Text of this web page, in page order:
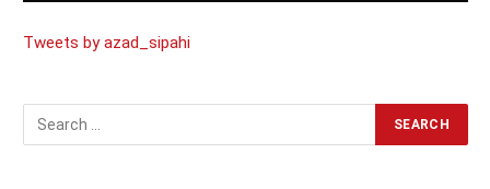
Tweets by azad_sipahi